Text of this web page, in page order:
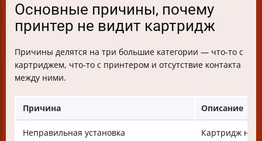
Основные причины, почему
принтер не видит картридж
Причины делятся на три большие категории — что-то с
картриджем, что-то с принтером и отсутствие контакта
между ними.
Причина Описание
Неправильная установка Картридж не